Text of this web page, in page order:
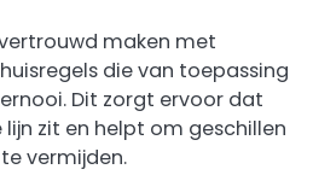
maken met
die van toepassing
Dit zorgt ervoor dat
zit en helpt om geschillen
vermijden.